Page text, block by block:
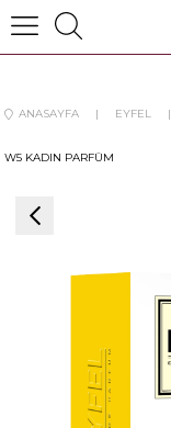
ANASAYFA EYFEL
W5 KADIN PARFÜM